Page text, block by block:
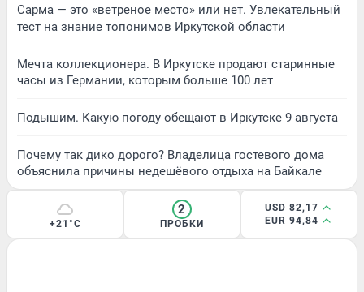
Сарма — это «ветреное место» или нет. Увлекательный
тест на знание топонимов Иркутской области
Мечта коллекционера. В Иркутске продают старинные
часы из Германии, которым больше 100 лет
Подышим. Какую погоду обещают в Иркутске 9 августа
Почему так дико дорого? Владелица гостевого дома
объяснила причины недешёвого отдыха на Байкале
+21°C
2
ПРОБКИ
USD 82,17
EUR 94,84